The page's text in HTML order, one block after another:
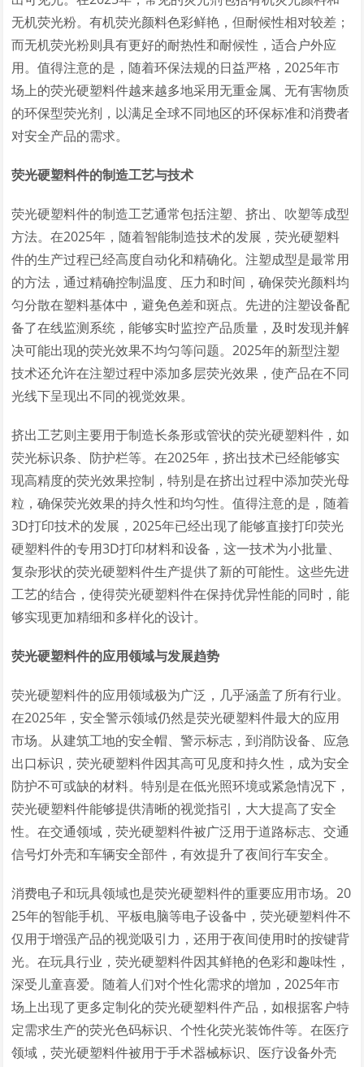
无机荧光粉。有机荧光颜料色彩鲜艳，但耐候性相对较差；
而无机荧光粉则具有更好的耐热性和耐候性，适合户外应
用。值得注意的是，随着环保法规的日益严格，2025年市
场上的荧光硬塑料件越来越多地采用无重金属、无有害物质
的环保型荧光剂，以满足全球不同地区的环保标准和消费者
对安全产品的需求。
荧光硬塑料件的制造工艺与技术
荧光硬塑料件的制造工艺通常包括注塑、挤出、吹塑等成型
方法。在2025年，随着智能制造技术的发展，荧光硬塑料
件的生产过程已经高度自动化和精确化。注塑成型是最常用
的方法，通过精确控制温度、压力和时间，确保荧光颜料均
匀分散在塑料基体中，避免色差和斑点。先进的注塑设备配
备了在线监测系统，能够实时监控产品质量，及时发现并解
决可能出现的荧光效果不均匀等问题。2025年的新型注塑
技术还允许在注塑过程中添加多层荧光效果，使产品在不同
光线下呈现出不同的视觉效果。
挤出工艺则主要用于制造长条形或管状的荧光硬塑料件，如
荧光标识条、防护栏等。在2025年，挤出技术已经能够实
现高精度的荧光效果控制，特别是在挤出过程中添加荧光母
粒，确保荧光效果的持久性和均匀性。值得注意的是，随着
3D打印技术的发展，2025年已经出现了能够直接打印荧光
硬塑料件的专用3D打印材料和设备，这一技术为小批量、
复杂形状的荧光硬塑料件生产提供了新的可能性。这些先进
工艺的结合，使得荧光硬塑料件在保持优异性能的同时，能
够实现更加精细和多样化的设计。
荧光硬塑料件的应用领域与发展趋势
荧光硬塑料件的应用领域极为广泛，几乎涵盖了所有行业。
在2025年，安全警示领域仍然是荧光硬塑料件最大的应用
市场。从建筑工地的安全帽、警示标志，到消防设备、应急
出口标识，荧光硬塑料件因其高可见度和持久性，成为安全
防护不可或缺的材料。特别是在低光照环境或紧急情况下，
荧光硬塑料件能够提供清晰的视觉指引，大大提高了安全
性。在交通领域，荧光硬塑料件被广泛用于道路标志、交通
信号灯外壳和车辆安全部件，有效提升了夜间行车安全。
消费电子和玩具领域也是荧光硬塑料件的重要应用市场。20
25年的智能手机、平板电脑等电子设备中，荧光硬塑料件不
仅用于增强产品的视觉吸引力，还用于夜间使用时的按键背
光。在玩具行业，荧光硬塑料件因其鲜艳的色彩和趣味性，
深受儿童喜爱。随着人们对个性化需求的增加，2025年市
场上出现了更多定制化的荧光硬塑料件产品，如根据客户特
定需求生产的荧光色码标识、个性化荧光装饰件等。在医疗
领域，荧光硬塑料件被用于手术器械标识、医疗设备外壳